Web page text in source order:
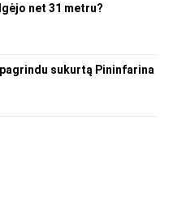
net 31 metru?
sukurtą Pininfarina